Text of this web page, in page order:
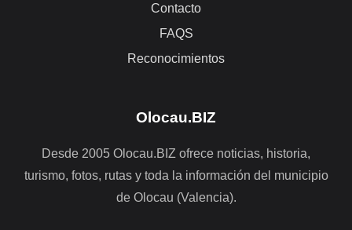
Contacto
FAQS
Reconocimientos
Olocau.BIZ
Desde 2005 Olocau.BIZ ofrece noticias, historia,
turismo, fotos, rutas y toda la información del municipio
de Olocau (Valencia).